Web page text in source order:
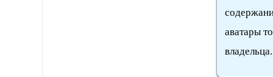
аватары
владельца.